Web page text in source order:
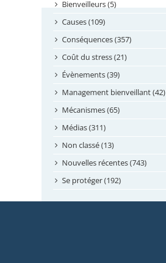
septembre 2024
août 2024
juillet 2024
juin 2024
mai 2024
avril 2024
février 2024
janvier 2024
novembre 2023
octobre 2023
septembre 2023
Bienveilleurs (5)
Causes (109)
Conséquences (357)
Coût du stress (21)
Évènements (39)
Management bienveillant (42)
Mécanismes (65)
Médias (311)
Non classé (13)
Nouvelles récentes (743)
Se protéger (192)